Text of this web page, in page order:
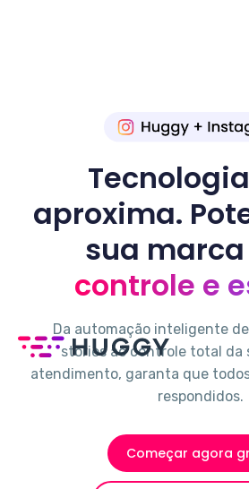
aproxima.
sua
controle e
Da automação inteligente
stories ao controle total da
atendimento, garanta que
respondidos.
Começar agora